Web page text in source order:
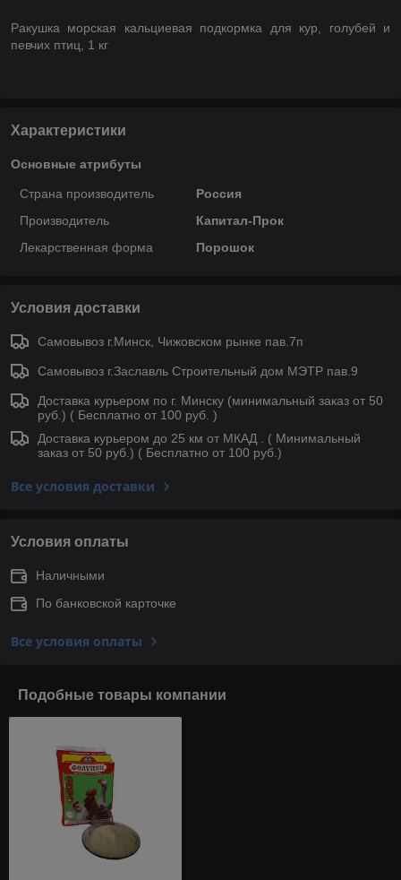
Ракушка морская кальциевая подкормка для кур, голубей и
певчих птиц, 1 кг
Характеристики
Основные атрибуты
Страна производитель
Россия
Производитель
Капитал-Прок
Лекарственная форма
Порошок
Условия доставки
Самовывоз г.Минск, Чижовском рынке пав.7п
Самовывоз г.Заславль Строительный дом МЭТР пав.9
Доставка курьером по г. Минску (минимальный заказ от 50
руб.) ( Бесплатно от 100 руб. )
Доставка курьером до 25 км от МКАД . ( Минимальный
заказ от 50 руб.) ( Бесплатно от 100 руб.)
Все условия доставки
Условия оплаты
Наличными
По банковской карточке
Все условия оплаты
Подобные товары компании